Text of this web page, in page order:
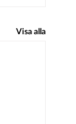
Visa alla